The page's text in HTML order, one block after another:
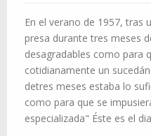
En el verano de 1957, tras
presa durante tres meses
desagradables como para
cotidianamente un
detres meses estaba lo
como para que se
especializada" Éste es el